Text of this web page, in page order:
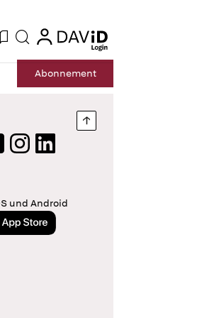
Suche login
Abonnement
Nach oben springen
Instagram
LinkedIn
und Android
im App Store